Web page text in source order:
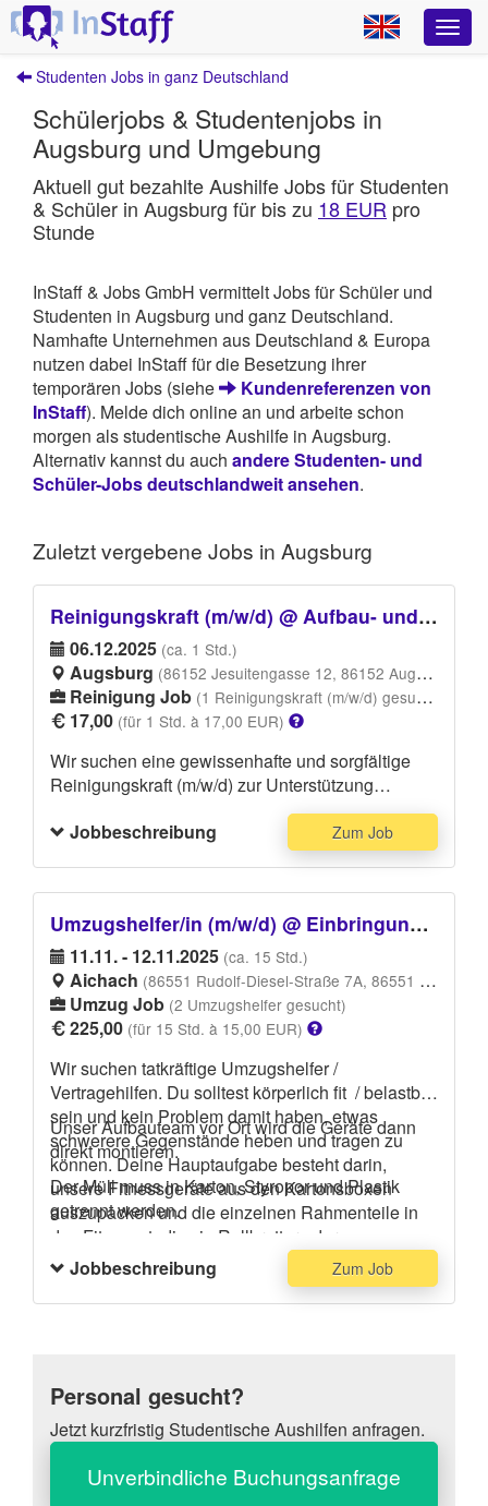
Studenten Jobs in ganz Deutschland
Schülerjobs & Studentenjobs in
Augsburg und Umgebung
Aktuell gut bezahlte Aushilfe Jobs für Studenten
& Schüler in Augsburg für bis zu 18 EUR pro
Stunde
InStaff & Jobs GmbH vermittelt Jobs für Schüler und
Studenten in Augsburg und ganz Deutschland.
Namhafte Unternehmen aus Deutschland & Europa
nutzen dabei InStaff für die Besetzung ihrer
temporären Jobs (siehe
Kundenreferenzen von
InStaff). Melde dich online an und arbeite schon
morgen als studentische Aushilfe in Augsburg.
Alternativ kannst du auch andere Studenten- und
Schüler-Jobs deutschlandweit ansehen.
Zuletzt vergebene Jobs in Augsburg
Reinigungskraft (m/w/d) @ Aufbau- und Einsatzhelfer für Dreamlight Konzert
06.12.2025 (ca. 1 Std.)
Augsburg (86152 Jesuitengasse 12, 86152 Augsburg)
Reinigung Job (1 Reinigungskraft (m/w/d) gesucht)
17,00 (für 1 Std. à 17,00 EUR)
Wir suchen eine gewissenhafte und sorgfältige
Reinigungskraft (m/w/d) zur Unterstützung
unseres Teams. Deine Hauptaufgaben umfassen
die gründliche Reinigung von sanitären Anlagen,
sowie die ordnungsgemäße Entsorgung von
feste/bequeme Schuhe und ordentliche Kleidung.
Jobbeschreibung Zum Job
Umzugshelfer/in (m/w/d) @ Einbringung von Fitnessgeräten
11.11. - 12.11.2025 (ca. 15 Std.)
Aichach (86551 Rudolf-Diesel-Straße 7A, 86551 Aichach)
Umzug Job (2 Umzugshelfer gesucht)
225,00 (für 15 Std. à 15,00 EUR)
Wir suchen tatkräftige Umzugshelfer /
Vertragehilfen. Du solltest körperlich fit / belastbar
sein und kein Problem damit haben, etwas
schwerere Gegenstände heben und tragen zu
können. Deine Hauptaufgabe besteht darin,
unsere Fitnessgeräte aus den Kartonsboxen
auszupacken und die einzelnen Rahmenteile in
das Fitnessstudio via Rollbretter oder zu
Fuß einzubringen. Bitte trage dunkle Kleidung, die
eventuell dreckig werden kann und festes
Schuhwerk.
Unser Aufbauteam vor Ort wird die Geräte dann
direkt montieren.
Der Müll muss in Karton, Styropor und Plastik
getrennt werden.
Jobbeschreibung Zum Job
Personal gesucht?
Jetzt kurzfristig Studentische Aushilfen anfragen.
Unverbindliche Buchungsanfrage